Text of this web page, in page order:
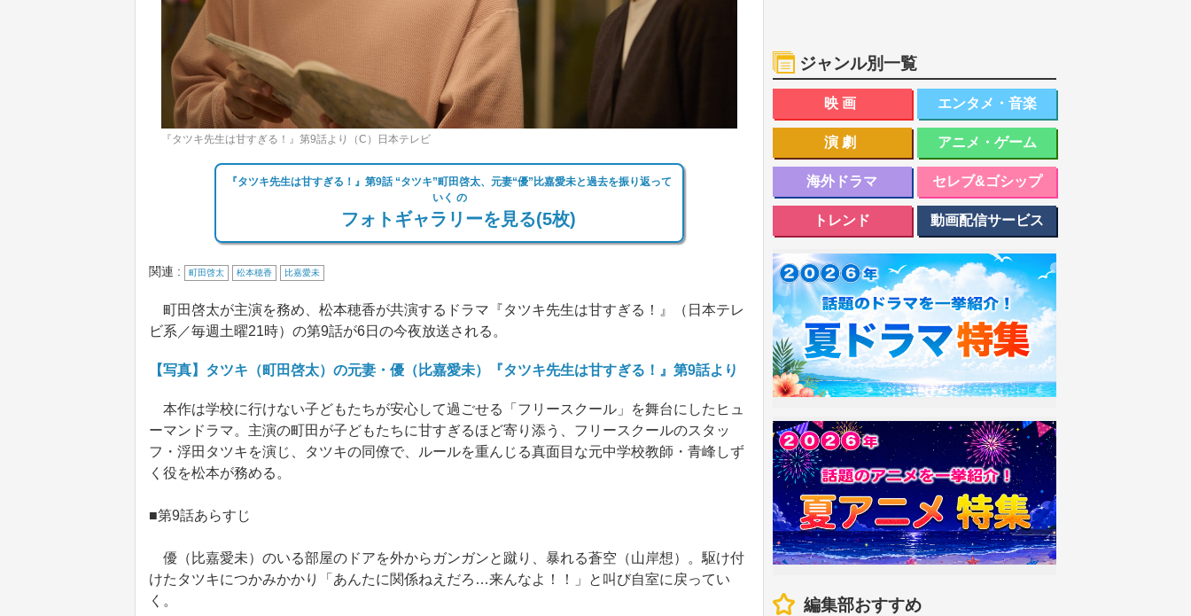
『タツキ先生は甘すぎる！』第9話より（C）日本テレビ
『タツキ先生は甘すぎる！』第9話 “タツキ”町田啓太、元妻“優”比嘉愛未と過去を振り返って
いく の
フォトギャラリーを見る(5枚)
関連 : 町田啓太 松本穂香 比嘉愛未
町田啓太が主演を務め、松本穂香が共演するドラマ『タツキ先生は甘すぎる！』（日本テレ
ビ系／毎週土曜21時）の第9話が6日の今夜放送される。
【写真】タツキ（町田啓太）の元妻・優（比嘉愛未）『タツキ先生は甘すぎる！』第9話より
本作は学校に行けない子どもたちが安心して過ごせる「フリースクール」を舞台にしたヒュ
ーマンドラマ。主演の町田が子どもたちに甘すぎるほど寄り添う、フリースクールのスタッ
フ・浮田タツキを演じ、タツキの同僚で、ルールを重んじる真面目な元中学校教師・青峰しず
く役を松本が務める。
■第9話あらすじ
優（比嘉愛未）のいる部屋のドアを外からガンガンと蹴り、暴れる蒼空（山岸想）。駆け付
けたタツキにつかみかかり「あんたに関係ねえだろ…来んなよ！！」と叫び自室に戻ってい
く。
ジャンル別一覧
映画 エンタメ・音楽
演劇 アニメ・ゲーム
海外ドラマ セレブ&ゴシップ
トレンド 動画配信サービス
編集部おすすめ